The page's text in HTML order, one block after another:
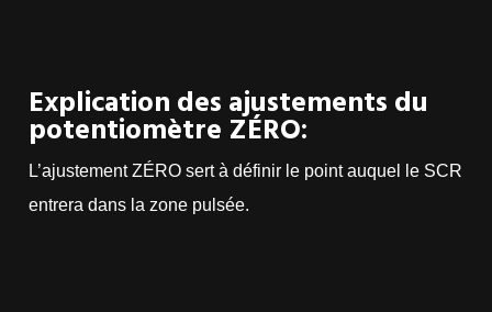
Explication des ajustements du
potentiomètre ZÉRO:
L’ajustement ZÉRO sert à définir le point auquel le SCR
entrera dans la zone pulsée.